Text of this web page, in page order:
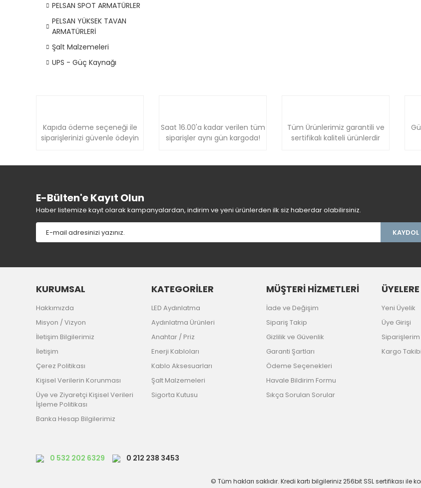
PELSAN SPOT ARMATÜRLER
PELSAN YÜKSEK TAVAN
ARMATÜRLERİ
Şalt Malzemeleri
UPS - Güç Kaynağı
Kapıda ödeme seçeneği ile
siparişlerinizi güvenle ödeyin
Saat 16.00'a kadar verilen tüm
siparişler aynı gün kargoda!
Tüm Ürünlerimiz garantili ve
sertifikalı kaliteli ürünlerdir
E-Bülten'e Kayıt Olun
Haber listemize kayıt olarak kampanyalardan, indirim ve yeni ürünlerden ilk siz haberdar olabilirsiniz.
KAYDOL
KURUMSAL
Hakkımızda
Misyon / Vizyon
İletişim Bilgilerimiz
İletişim
Çerez Politikası
Kişisel Verilerin Korunması
Üye ve Ziyaretçi Kişisel Verileri
İşleme Politikası
Banka Hesap Bilgilerimiz
KATEGORİLER
LED Aydınlatma
Aydınlatma Ürünleri
Anahtar / Priz
Enerji Kabloları
Kablo Aksesuarları
Şalt Malzemeleri
Sigorta Kutusu
MÜŞTERİ HİZMETLERİ
İade ve Değişim
Sipariş Takip
Gizlilik ve Güvenlik
Garanti Şartları
Ödeme Seçenekleri
Havale Bildirim Formu
Sıkça Sorulan Sorular
Yeni Üyelik
Üye Girişi
Siparişlerim
Kargo Takibi
0 532 202 6329 0 212 238 3453
© Tüm hakları saklıdır. Kredi kartı bilgileriniz 256bit SSL sertifikası ile